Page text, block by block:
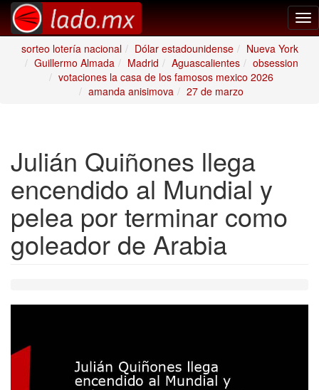
sorteo lotería nacional
Dólar estadounidense
Nueva York
Guillermo Almada
Madrid Aguascalientes
obsession
votaciones la casa de los famosos mexico 2026
amanda anisimova
27 de marzo
Julián Quiñones llega
encendido al Mundial y
pelea por terminar como
goleador de Arabia